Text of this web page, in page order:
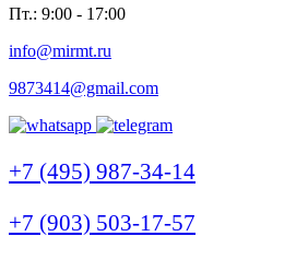
Пт.: 9:00 - 17:00
info@mirmt.ru
9873414@gmail.com
+7 (495) 987-34-14
+7 (903) 503-17-57